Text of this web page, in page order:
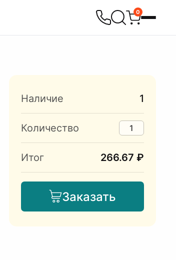
0
Наличие 1
Количество
Итог 266.67 ₽
Заказать